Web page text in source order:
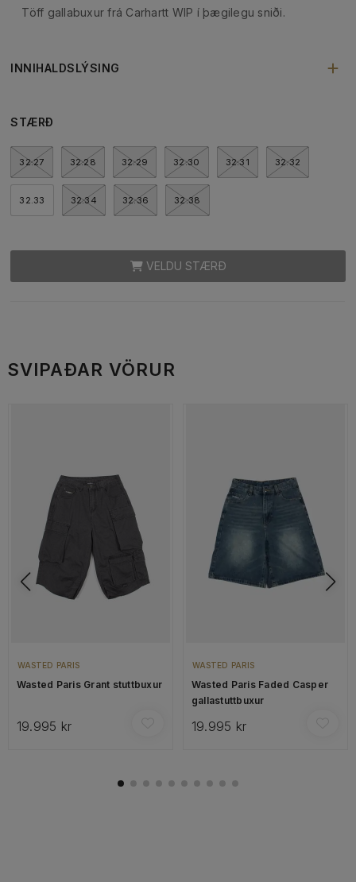
Töff gallabuxur frá Carhartt WIP í þægilegu sniði.
INNIHALDSLÝSING
STÆRÐ
32.27 32.28 32.29 32.30 32.31 32.32
32.33 32.34 32.36 32.38
VELDU STÆRÐ
SVIPAÐAR VÖRUR
WASTED PARIS
Wasted Paris Grant stuttbuxur
19.995 kr
WASTED PARIS
Wasted Paris Faded Casper
gallastuttbuxur
19.995 kr